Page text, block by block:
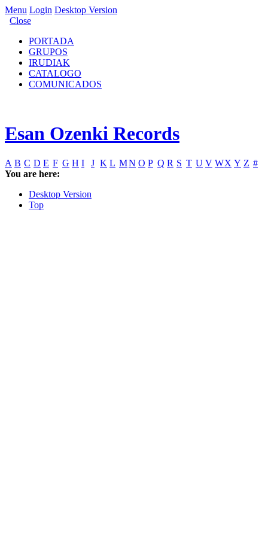
Menu Login Desktop Version
Close
PORTADA
GRUPOS
IRUDIAK
CATALOGO
COMUNICADOS
Esan Ozenki Records
A B C D E F G H I J K L MN O P Q R S T U V WX Y Z #
You are here:
Desktop Version
Top